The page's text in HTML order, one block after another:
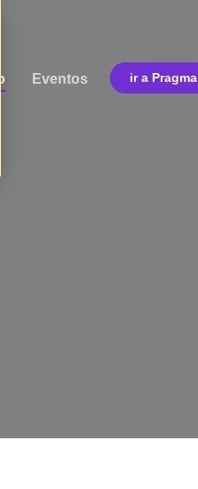
Eventos ir a Pragma